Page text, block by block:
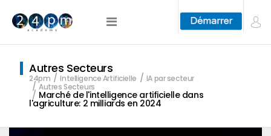
Autres Secteurs
24pm Intelligence Artificielle
IA par secteur
Autres Secteurs
Marché de l'intelligence artificielle dans
l'agriculture: 2 milliards en 2024